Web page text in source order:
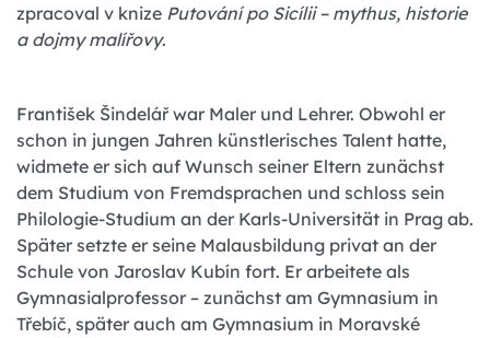
zpracoval v knize Putování po Sicílii – mythus, historie
a dojmy malířovy.
František Šindelář war Maler und Lehrer. Obwohl er
schon in jungen Jahren künstlerisches Talent hatte,
widmete er sich auf Wunsch seiner Eltern zunächst
dem Studium von Fremdsprachen und schloss sein
Philologie-Studium an der Karls-Universität in Prag ab.
Später setzte er seine Malausbildung privat an der
Schule von Jaroslav Kubín fort. Er arbeitete als
Gymnasialprofessor – zunächst am Gymnasium in
Třebíč, später auch am Gymnasium in Moravské